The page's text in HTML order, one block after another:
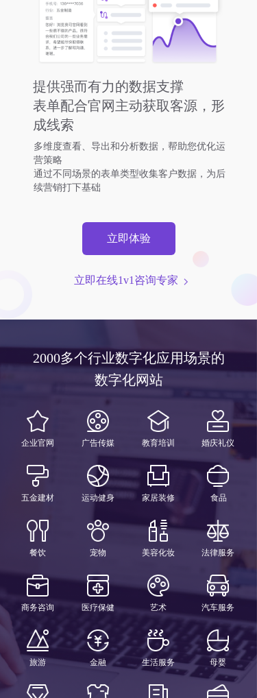
提供强而有力的数据支撑
表单配合官网主动获取客源，形
成线索
多维度查看、导出和分析数据，帮助您优化运
营策略
通过不同场景的表单类型收集客户数据，为后
续营销打下基础
立即体验
立即在线1v1咨询专家
2000多个行业数字化应用场景的
数字化网站
企业官网 广告传媒 教育培训 婚庆礼仪
五金建材 运动健身 家居装修 食品
餐饮 宠物 美容化妆 法律服务
商务咨询 医疗保健 艺术 汽车服务
旅游 金融 生活服务 母婴